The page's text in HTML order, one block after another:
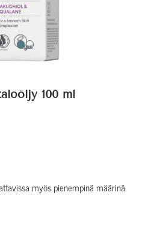
100 ml
myös pienempinä määrinä.